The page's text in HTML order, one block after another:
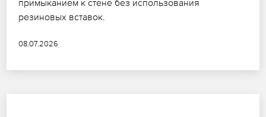
примыканием к стене без использования
резиновых вставок.
08.07.2026